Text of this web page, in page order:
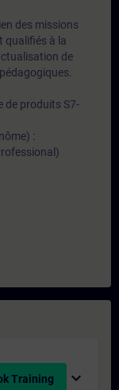
des missions
qualifiés à la
de
de produits S7-
:
Training expand_more